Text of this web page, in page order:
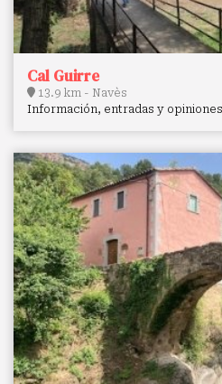
Cal Guirre
13.9 km - Navès
Información, entradas y opiniones